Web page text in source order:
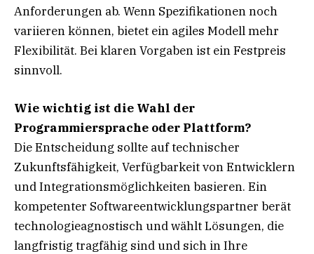
Anforderungen ab. Wenn Spezifikationen noch
variieren können, bietet ein agiles Modell mehr
Flexibilität. Bei klaren Vorgaben ist ein Festpreis
sinnvoll.
Wie wichtig ist die Wahl der
Programmiersprache oder Plattform?
Die Entscheidung sollte auf technischer
Zukunftsfähigkeit, Verfügbarkeit von Entwicklern
und Integrationsmöglichkeiten basieren. Ein
kompetenter Softwareentwicklungspartner berät
technologieagnostisch und wählt Lösungen, die
langfristig tragfähig sind und sich in Ihre